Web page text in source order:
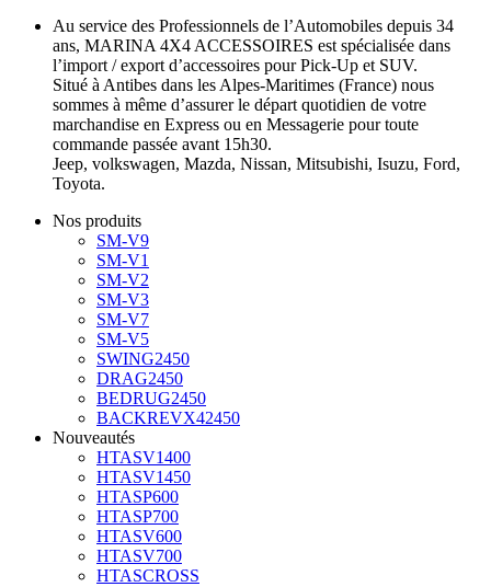
Au service des Professionnels de l’Automobiles depuis 34
ans, MARINA 4X4 ACCESSOIRES est spécialisée dans
l’import / export d’accessoires pour Pick-Up et SUV.
Situé à Antibes dans les Alpes-Maritimes (France) nous
sommes à même d’assurer le départ quotidien de votre
marchandise en Express ou en Messagerie pour toute
commande passée avant 15h30.
Jeep, volkswagen, Mazda, Nissan, Mitsubishi, Isuzu, Ford,
Toyota.
Nos produits
SM-V9
SM-V1
SM-V2
SM-V3
SM-V7
SM-V5
SWING2450
DRAG2450
BEDRUG2450
BACKREVX42450
Nouveautés
HTASV1400
HTASV1450
HTASP600
HTASP700
HTASV600
HTASV700
HTASCROSS